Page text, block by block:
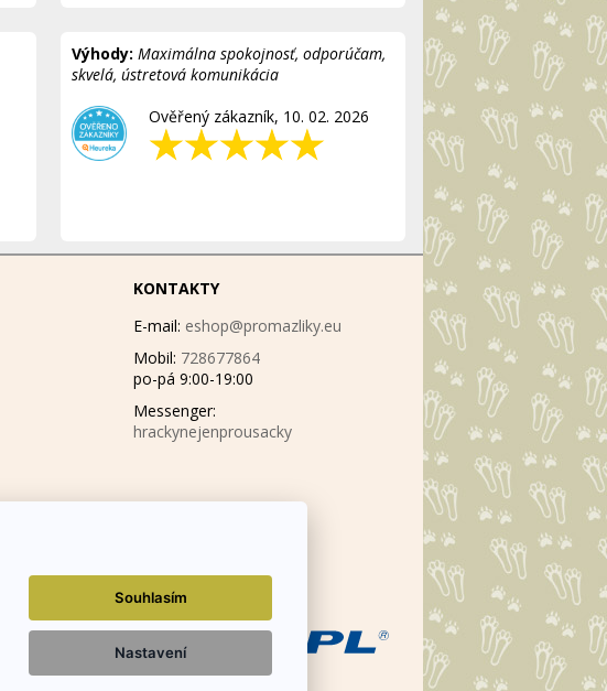
Výhody: Maximálna spokojnosť, odporúčam,
skvelá, ústretová komunikácia
Ověřený zákazník, 10. 02. 2026
KONTAKTY
E-mail: eshop@promazliky.eu
Mobil: 728677864
po-pá 9:00-19:00
Messenger:
hrackynejenprousacky
Souhlasím
Nastavení